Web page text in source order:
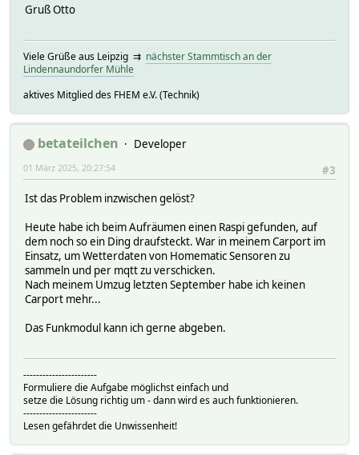
Gruß Otto
Viele Grüße aus Leipzig ⇉ nächster Stammtisch an der
Lindennaundorfer Mühle
aktives Mitglied des FHEM e.V. (Technik)
betateilchen
Developer
#3
01 März 2025, 20:27:54
Ist das Problem inzwischen gelöst?
Heute habe ich beim Aufräumen einen Raspi gefunden, auf
dem noch so ein Ding draufsteckt. War in meinem Carport im
Einsatz, um Wetterdaten von Homematic Sensoren zu
sammeln und per mqtt zu verschicken.
Nach meinem Umzug letzten September habe ich keinen
Carport mehr...
Das Funkmodul kann ich gerne abgeben.
-----------------------
Formuliere die Aufgabe möglichst einfach und
setze die Lösung richtig um - dann wird es auch funktionieren.
-----------------------
Lesen gefährdet die Unwissenheit!